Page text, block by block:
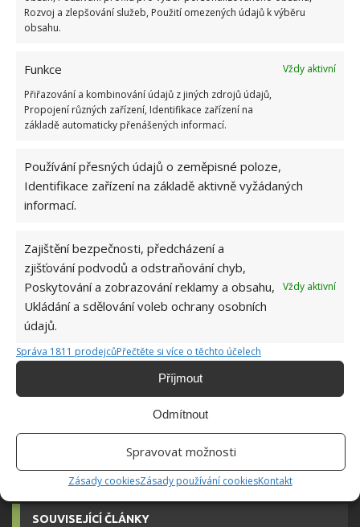
Rozvoj a zlepšování služeb, Použití omezených údajů k výběru
obsahu.
Funkce
Vždy aktivní
Přiřazování a kombinování údajů z jiných zdrojů údajů,
Propojení různých zařízení, Identifikace zařízení na
základě automaticky přenášených informací.
Používání přesných údajů o zeměpisné poloze,
Identifikace zařízení na základě aktivně vyžádaných
informací.
Zajištění bezpečnosti, předcházení a
zjišťování podvodů a odstraňování chyb,
Poskytování a zobrazování reklamy a obsahu,
Ukládání a sdělování voleb ochrany osobních
údajů.
Vždy aktivní
Správa 1811 prodejcůPřečtěte si více o těchto účelech
Příjmout
Odmítnout
Spravovat možnosti
Zásady cookiesZásady používání cookiesKontakt
CIBULE DŘEVĚNÝ POPEL PŘÍRODNÍ HNOJIVO
KOMENTOVAT
Hana Musilová
přidala během svých studií a práce
redaktorky ji tak nadchla, že se
rozhodla zůstat. Její v...
SOUVISEJÍCÍ ČLÁNKY